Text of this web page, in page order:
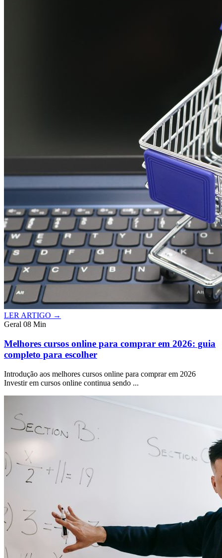
LER ARTIGO →
Geral 08 Min
Melhores cursos online para comprar em 2026: guia
completo para escolher
Introdução aos melhores cursos online para comprar em 2026
Investir em cursos online continua sendo ...